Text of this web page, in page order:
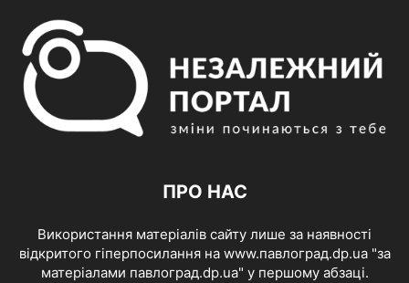
ПРО НАС
Використання матеріалів сайту лише за наявності
відкритого гіперпосилання на www.павлоград.dp.ua "за
матеріалами павлоград.dp.ua" у першому абзаці.